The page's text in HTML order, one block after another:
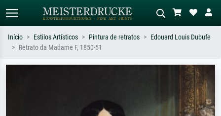
Descreva a cena – ex: prado verde,
abstrato com muito vermelho, pintura
a óleo escura, nu em pé ao lado de
Início Estilos Artísticos Pintura de retratos
Edouard Louis Dubufe
Retrato da Madame F, 1850-51